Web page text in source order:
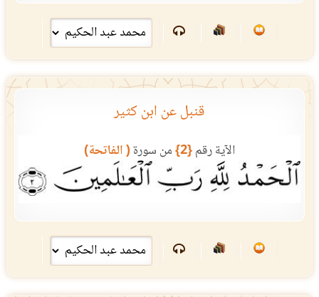
قنبل عن ابن كثير
الآية رقم{2} من سورة( الفاتحة)